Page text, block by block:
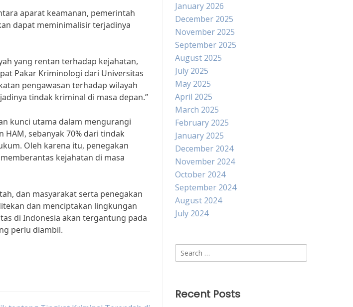
aparat keamanan, pemerintah
dapat meminimalisir terjadinya
yang rentan terhadap kejahatan,
Pakar Kriminologi dari Universitas
pengawasan terhadap wilayah
tindak kriminal di masa depan.”
kunci utama dalam mengurangi
sebanyak 70% dari tindak
Oleh karena itu, penegakan
kejahatan di masa
dan masyarakat serta penegakan
dan menciptakan lingkungan
di Indonesia akan tergantung pada
perlu diambil.
January 2026
December 2025
November 2025
September 2025
August 2025
July 2025
May 2025
April 2025
March 2025
February 2025
January 2025
December 2024
November 2024
October 2024
September 2024
August 2024
July 2024
Search
for:
Recent Posts